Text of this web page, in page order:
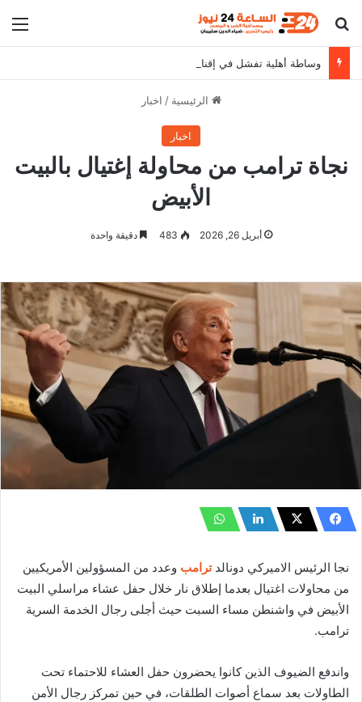
بحث عن
وساطة أهلية تفشل في إقناع دقلو بوقف إعتقالات القادة الميدانيين
الرئيسية / اخبار
اخبار
نجاة ترامب من محاولة إغتيال بالبيت
الأبيض
أبريل 26, 2026 483 دقيقة واحدة
نجا الرئيس الاميركي دونالدترامب وعدد من المسؤولين الأمريكيين
من محاولات اغتيال بعدما إطلاق نار خلال حفل عشاء مراسلي البيت
الأبيض في واشنطن مساء السبت حيث أجلى رجال الخدمة السرية
ترامب.
واندفع الضيوف الذين كانوا يحضرون حفل العشاء للاحتماء تحت
الطاولات بعد سماع أصوات الطلقات، في حين تمركز رجال الأمن